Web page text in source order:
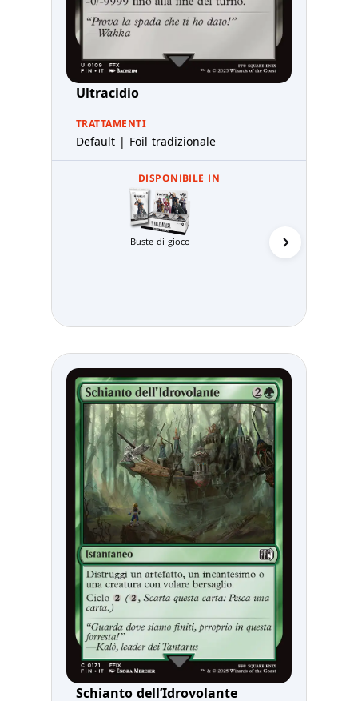
Ultracidio
TRATTAMENTI
Default | Foil tradizionale
DISPONIBILE IN
Buste di gioco
Schianto dell’Idrovolante